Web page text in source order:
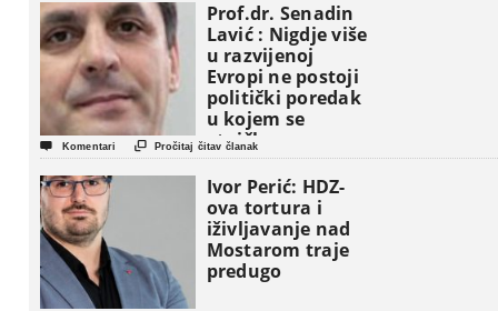
Prof.dr. Senadin
Lavić : Nigdje više
u razvijenoj
Evropi ne postoji
politički poredak
u kojem se
etničke grupe
pojavljuju kao
osnovne
političke jedinice
 Komentari  Pročitaj čitav članak
Ivor Perić: HDZ-
ova tortura i
iživljavanje nad
Mostarom traje
predugo